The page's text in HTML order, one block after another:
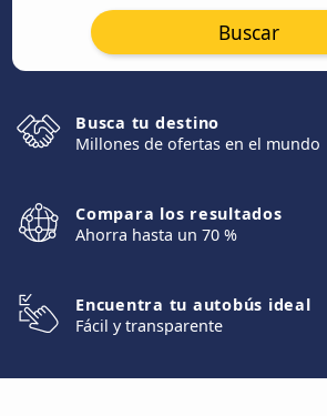
Buscar
Busca tu destino
Millones de ofertas en el mundo
Compara los resultados
Ahorra hasta un 70 %
Encuentra tu autobús ideal
Fácil y transparente